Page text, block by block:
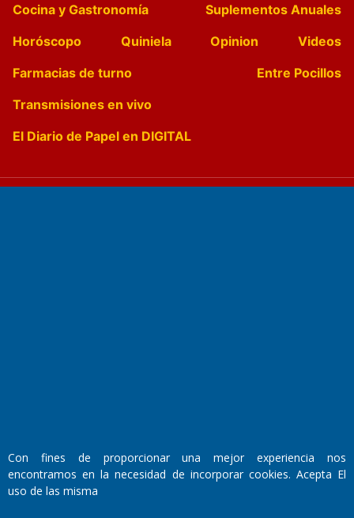
Cocina y Gastronomía
Suplementos Anuales
Horóscopo
Quiniela Opinion
Videos
Farmacias de turno
Entre Pocillos
Transmisiones en vivo
El Diario de Papel en DIGITAL
Con fines de proporcionar una mejor experiencia nos
encontramos en la necesidad de incorporar cookies. Acepta El
uso de las misma